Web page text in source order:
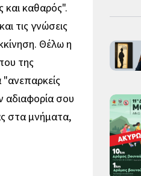
και καθαρός".
τις γνώσεις
Θέλω η
της
αδιαφορία σου
στα μνήματα,